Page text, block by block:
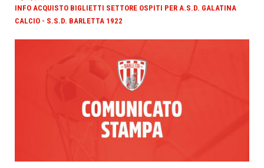
INFO ACQUISTO BIGLIETTI SETTORE OSPITI PER A.S.D. GALATINA
CALCIO - S.S.D. BARLETTA 1922